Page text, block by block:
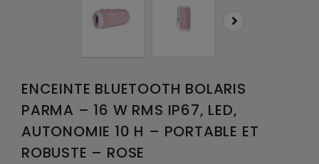
ENCEINTE BLUETOOTH BOLARIS
PARMA – 16 W RMS IP67, LED,
AUTONOMIE 10 H – PORTABLE ET
ROBUSTE – ROSE